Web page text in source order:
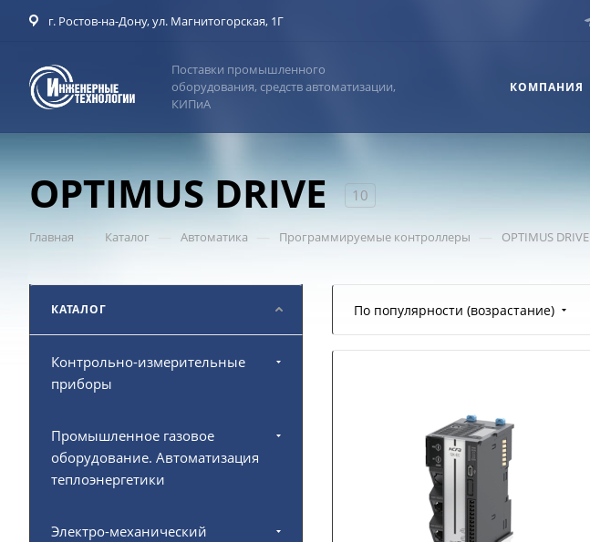
г. Ростов-на-Дону, ул. Магнитогорская, 1Г
Поставки промышленного
оборудования, средств автоматизации,
КИПиА
КОМПАНИЯ
OPTIMUS DRIVE 10
Главная Каталог Автоматика Программируемые контроллеры OPTIMUS DRIVE
По популярности (возрастание)
КАТАЛОГ
Контрольно-измерительные
приборы
Промышленное газовое
оборудование. Автоматизация
теплоэнергетики
Электро-механический